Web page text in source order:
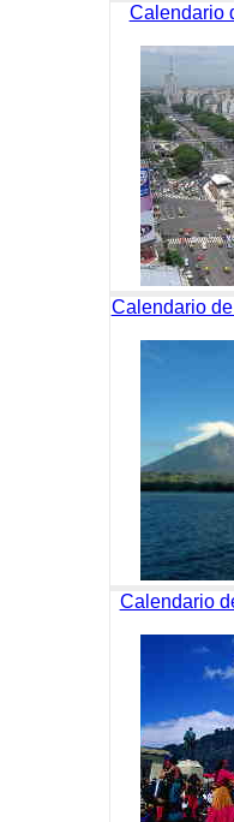
Calendario
Calendario
Calendario